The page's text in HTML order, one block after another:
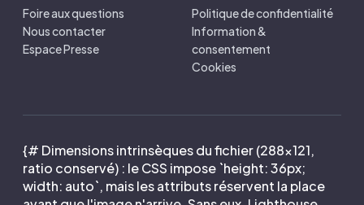
Foire aux questions
Nous contacter
Espace Presse
Politique de confidentialité
Information &
consentement
Cookies
{# Dimensions intrinsèques du fichier (288×121,
ratio conservé) : le CSS impose `height: 36px;
width: auto`, mais les attributs réservent la place